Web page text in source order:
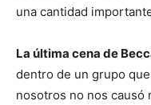
una cantidad
La última cena de
dentro de un grupo
nosotros no nos causó